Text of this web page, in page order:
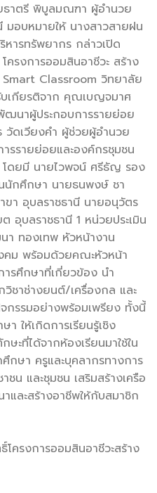
าตรี พิบูลมณฑา ผู้อำนวย
มอบหมายให้ นางสาวสายฝน
หารทรัพยากร กล่าวเปิด
ครงการออมสินอาชีวะ สร้าง
Classroom วิทยาลัย
บเกียรติจาก คุณเบญจมาศ
นาผู้ประกอบการรายย่อย
วัดเวียงคำ ผู้ช่วยผู้อำนวย
รรายย่อยและองค์กรชุมชน
โดยมี นายไวพจน์ ศรีธัญ รอง
นักศึกษา นายธนพงษ์ ชา
า อุบลราชธานี นายอนุวัตร
อุบลราชธานี 1 หน่วยประเมิน
า ทองเทพ หัวหน้างาน
คม พร้อมด้วยคณะหัวหน้า
รศึกษาที่เกี่ยวข้อง นำ
ชาช่างยนต์/เครื่องกล และ
กรรมอย่างพร้อมเพรียง ทั้งนี้
ให้เกิดการเรียนรู้เชิง
ะที่ได้จากห้องเรียนมาใช้ใน
กษา ครูและบุคลากรทางการ
น และชุมชน เสริมสร้างเครือ
และสร้างอาชีพให้กับสมาชิก
ครงการออมสินอาชีวะสร้าง